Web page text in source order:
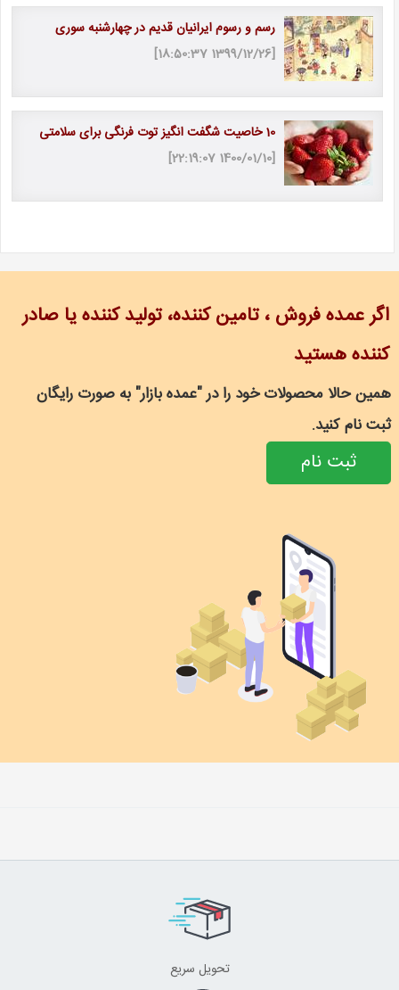
رسم و رسوم ایرانیان قدیم در چهارشنبه سوری
[1399/12/26 18:50:37]
10 خاصیت شگفت انگیز توت فرنگی برای سلامتی
[1400/01/10 22:19:07]
اگر عمده فروش ، تامین کننده، تولید کننده یا صادر
کننده هستید
همین حالا محصولات خود را در "عمده بازار" به صورت رایگان
ثبت نام کنید.
ثبت نام
تحویل سریع